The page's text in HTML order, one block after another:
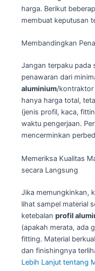
harga. Berikut
membuat keputusan
Membandingkan
Jangan terpaku pada
penawaran dari
aluminium/kontraktor
hanya harga total,
(jenis profil, kaca,
waktu pengerjaan.
mencerminkan
Memeriksa Kualitas
secara Langsung
Jika memungkinkan,
lihat sampel material
ketebalan profil
(apakah merata, ada
fitting. Material
dan finishingnya
Lebih Lanjut tentang